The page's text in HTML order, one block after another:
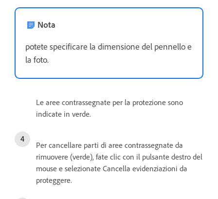
Nota
potete specificare la dimensione del pennello e
la foto.
Le aree contrassegnate per la protezione sono
indicate in verde.
Per cancellare parti di aree contrassegnate da
rimuovere (verde), fate clic con il pulsante destro del
mouse e selezionate Cancella evidenziazioni da
proteggere.